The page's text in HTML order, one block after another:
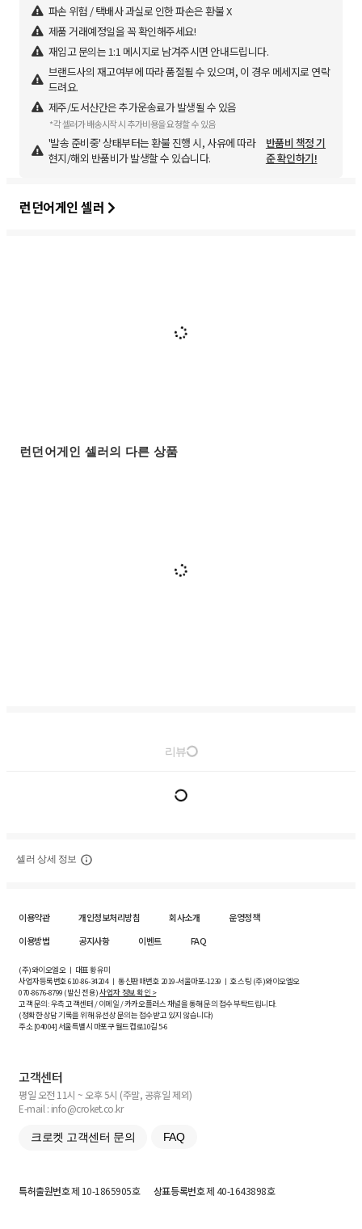
파손 위험 / 택배사 과실로 인한 파손은 환불 X
제품 거래예정일을 꼭 확인해주세요!
재입고 문의는 1:1 메시지로 남겨주시면 안내드립니다.
브랜드사의 재고여부에 따라 품절될 수 있으며, 이 경우 메세지로 연락
드려요.
제주/도서산간은 추가운송료가 발생될 수 있음
*각 셀러가 배송시작 시 추가비용을 요청할 수 있음
'발송 준비중' 상태부터는 환불 진행 시, 사유에 따라
현지/해외 반품비가 발생할 수 있습니다.
반품비 책정 기
준 확인하기!
런던어게인 셀러
런던어게인 셀러의 다른 상품
리뷰
셀러 상세 정보
이용약관 개인정보처리방침 회사소개
운영정책
이용방법
공지사항 이벤트 FAQ
(주)와이오엘오 ㅣ 대표 황유미
사업자등록번호610-86-34204ㅣ 통신판매번호 2019-서울마포-1239 ㅣ 호스팅 (주)와이오엘오
070-8676-8799 (발신 전용)사업자 정보 확인 >
고객 문의: 우측 고객센터 / 이메일 / 카카오플러스 채널을 통해 문의 접수 부탁드립니다.
(정확한 상담 기록을 위해 유선상 문의는 접수받고 있지 않습니다)
주소 [04004] 서울특별시 마포구 월드컵로10길5-6
고객센터
평일 오전 11시 ~ 오후 5시 (주말, 공휴일 제외)
E-mail : info@croket.co.kr
크로켓 고객센터 문의 FAQ
특허출원번호제 10-1865905호 상표등록번호제 40-1643898호